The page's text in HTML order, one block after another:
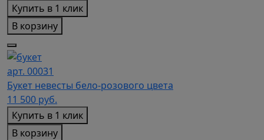
Купить в 1 клик
В корзину
арт. 00031
Букет невесты бело-розового цвета
11 500 руб.
Купить в 1 клик
В корзину